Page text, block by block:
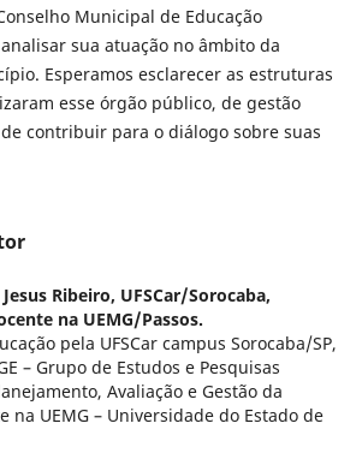
Municipal de Educação
sua atuação no âmbito da
Esperamos esclarecer as estruturas
esse órgão público, de gestão
contribuir para o diálogo sobre suas
Ribeiro, UFSCar/Sorocaba,
na UEMG/Passos.
pela UFSCar campus Sorocaba/SP,
– Grupo de Estudos e Pesquisas
Avaliação e Gestão da
na UEMG – Universidade do Estado de